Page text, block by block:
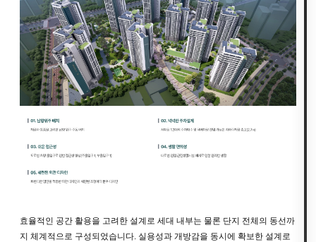
효율적인 공간 활용을 고려한 설계로 세대 내부는 물론 단지 전체의 동선까
지 체계적으로 구성되었습니다. 실용성과 개방감을 동시에 확보한 설계로